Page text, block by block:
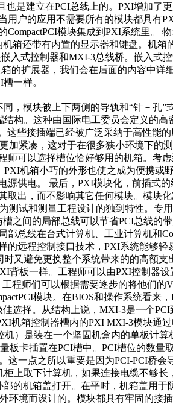
也是建立在PCI总线上的。PXI增加了
用户的应用不需要所有的模块都具有
模块集成到PXI系统里。
箱还带有内置的显示器和键盘。机箱
入式控制器和MXI-3总线桥。嵌入式
的扩展器，我们会在后面的内容中详
一样。
，模块被上下两侧的导轨和“针－孔”
构。这种由国际电工委员会定义的高
这些接插端已经被广泛采纳于高性能
加紧凑，这对于在很多狭小环境下的
师可以选择槽位恰好够用的机箱。考
机箱小巧的外形也使之成为便携或
源供电。 最后，PXI模块化，前插式
取出，而不影响其它任何模块。模块
测试和测量工程设计的独到特性。专
之间的局部总线可以节省PCI总线的
总线在台式计算机、工业计算机和
远程控制接口技术，PXI系统能够轻
又避免更换整个系统带来的的高额支
板一样。工程师可以由PXI控制器设
程师们可以根据需要逐步的将他们的
模块。在BIOS和操作系统看来
选择。从结构上说，MXI-3是一个PCI
机箱控制器槽内的PXI MXI-3模块通
）是装在一个坚固机盒内的单板计算
板卡插置在PCI槽中。PCI槽位的数量
这一点之所以重要是因为PCI-PCI桥会
上取下计算机，如果连接电缆不够长
的机箱盖打开。在平时，机箱盖用于
环境而设计的。模块都具有牢固的接